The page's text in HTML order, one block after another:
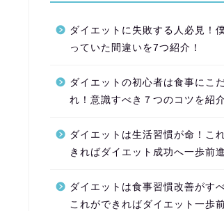
ダイエットに失敗する人必見！
っていた間違いを7つ紹介！
ダイエットの初心者は食事にこ
れ！意識すべき７つのコツを紹介
ダイエットは生活習慣が命！こ
きればダイエット成功へ一歩前進
ダイエットは食事習慣改善がすべ
これができればダイエット一歩前